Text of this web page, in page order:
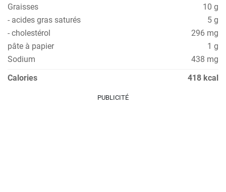
Graisses
10 g
- acides gras saturés
5 g
- cholestérol
296 mg
pâte à papier
1 g
Sodium
438 mg
Calories
418 kcal
PUBLICITÉ